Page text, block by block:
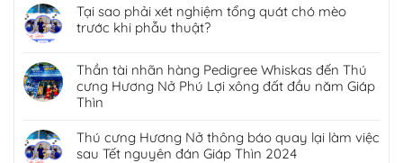
Tại sao phải xét nghiệm tổng quát chó mèo
trước khi phẫu thuật?
Thần tài nhãn hàng Pedigree Whiskas đến Thú
cưng Hương Nở Phú Lợi xông đất đầu năm Giáp
Thìn
Thú cưng Hương Nở thông báo quay lại làm việc
sau Tết nguyên đán Giáp Thìn 2024